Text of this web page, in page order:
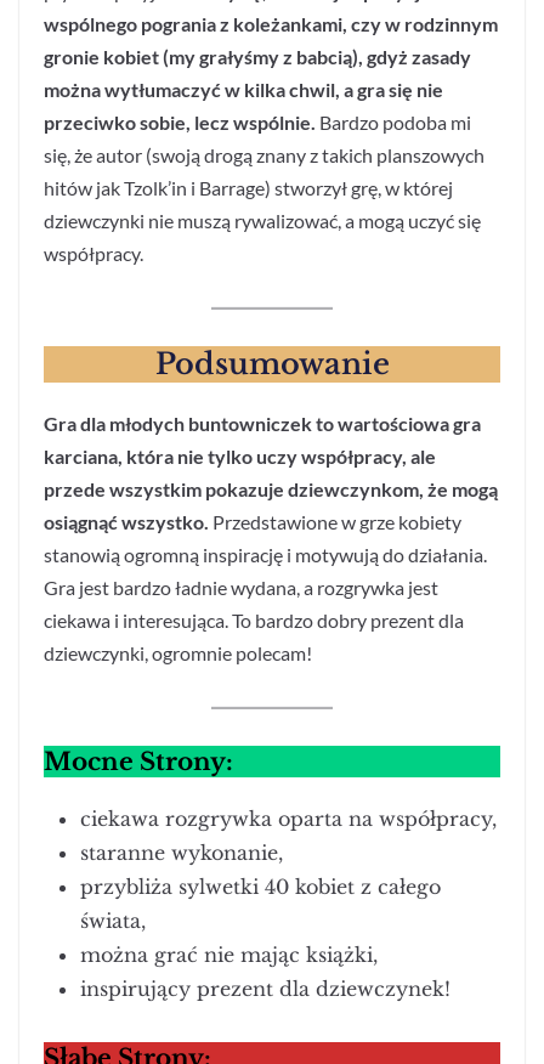
wspólnego pogrania z koleżankami, czy w rodzinnym
gronie kobiet (my grałyśmy z babcią), gdyż zasady
można wytłumaczyć w kilka chwil, a gra się nie
przeciwko sobie, lecz wspólnie. Bardzo podoba mi
się, że autor (swoją drogą znany z takich planszowych
hitów jak Tzolk’in i Barrage) stworzył grę, w której
dziewczynki nie muszą rywalizować, a mogą uczyć się
współpracy.
Podsumowanie
Gra dla młodych buntowniczek to wartościowa gra
karciana, która nie tylko uczy współpracy, ale
przede wszystkim pokazuje dziewczynkom, że mogą
osiągnąć wszystko. Przedstawione w grze kobiety
stanowią ogromną inspirację i motywują do działania.
Gra jest bardzo ładnie wydana, a rozgrywka jest
ciekawa i interesująca. To bardzo dobry prezent dla
dziewczynki, ogromnie polecam!
Mocne Strony:
ciekawa rozgrywka oparta na współpracy,
staranne wykonanie,
przybliża sylwetki 40 kobiet z całego
świata,
można grać nie mając książki,
inspirujący prezent dla dziewczynek!
Słabe Strony: